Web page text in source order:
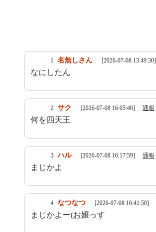
1 名無しさん [2026-07-08 13:49:30]
なにしたん
2 サク [2026-07-08 16:05:40] 通報
何を四天王
3 ハル [2026-07-08 16:17:59] 通報
まじかよ
4 なつなつ [2026-07-08 16:41:50]
まじかよー(お嬢っす